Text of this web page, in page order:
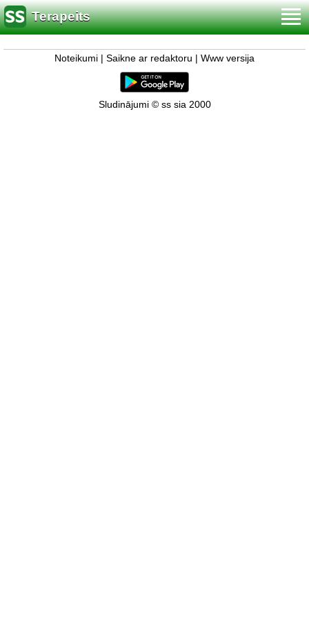
Terapeits
Noteikumi Saikne ar redaktoru Www versija
Sludinājumi © ss sia 2000